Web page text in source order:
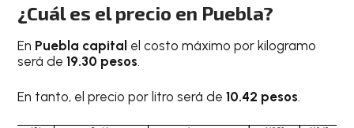
¿Cuál es el precio en Puebla?
En Puebla capital el costo máximo por kilogramo
será de19.30 pesos.
En tanto, el precio por litro será de10.42 pesos.